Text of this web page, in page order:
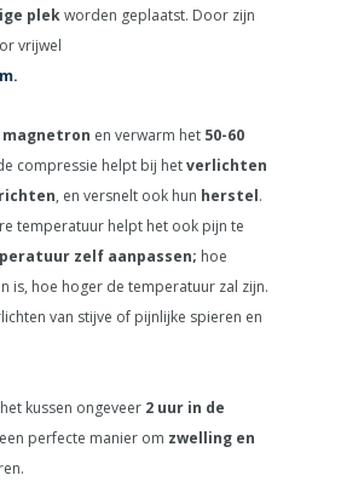
plekworden geplaatst. Door zijn
vrijwel
magnetron en verwarm het 50-60
compressie helpt bij hetverlichten
, en versnelt ook hun herstel.
temperatuur helpt het ook pijn te
zelf aanpassen; hoe
is, hoe hoger de temperatuur zal zijn.
van stijve of pijnlijke spieren en
kussen ongeveer 2 uur in de
perfecte manier om zwelling en